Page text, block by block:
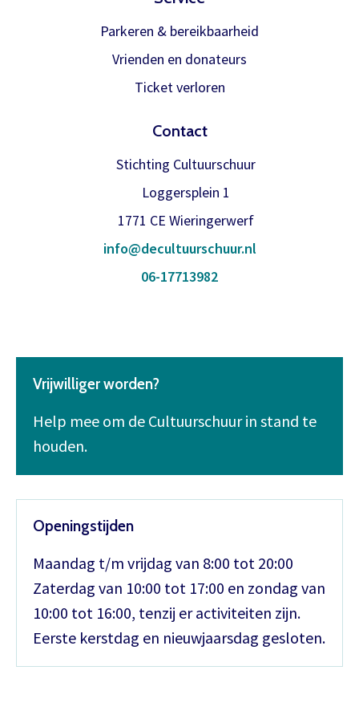
Parkeren & bereikbaarheid
Vrienden en donateurs
Ticket verloren
Contact
Stichting Cultuurschuur
Loggersplein 1
1771 CE Wieringerwerf
info@decultuurschuur.nl
06-17713982
Vrijwilliger worden?
Help mee om de Cultuurschuur in stand te
houden.
Openingstijden
Maandag t/m vrijdag van 8:00 tot 20:00
Zaterdag van 10:00 tot 17:00 en zondag van
10:00 tot 16:00, tenzij er activiteiten zijn.
Eerste kerstdag en nieuwjaarsdag gesloten.